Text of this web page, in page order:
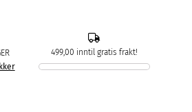
499,00 inntil gratis frakt!